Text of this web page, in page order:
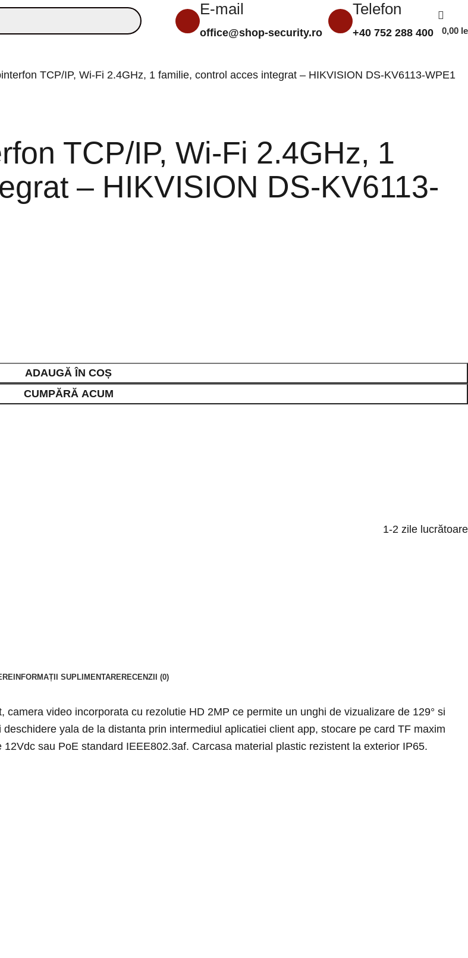
E-mail
office@shop-security.ro
Telefon
+40 752 288 400 0,00
TCP/IP, Wi-Fi 2.4GHz, 1 familie, control acces integrat – HIKVISION DS-KV6113-WPE1
TCP/IP, Wi-Fi 2.4GHz, 1
– HIKVISION DS-KV6113-
ADAUGĂ ÎN COȘ
CUMPĂRĂ ACUM
1-2 zile lucrătoare
INFORMAȚII SUPLIMENTARERECENZII (0)
video incorporata cu rezolutie HD 2MP ce permite un unghi de vizualizare de 129° si
yala de la distanta prin intermediul aplicatiei client app, stocare pe card TF maxim
sau PoE standard IEEE802.3af. Carcasa material plastic rezistent la exterior IP65.